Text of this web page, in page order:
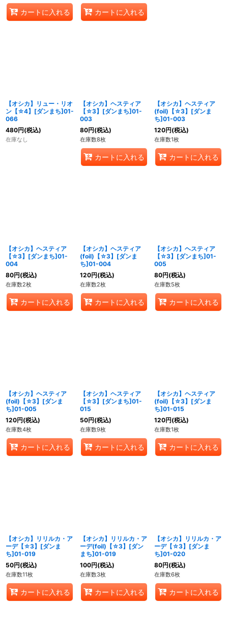
カートに入れる カートに入れる
【オシカ】リュー・リオ
ン【☆4】[ダンまち]01-
066
480円(税込)
在庫なし
【オシカ】ヘスティア
【☆3】[ダンまち]01-
003
80円(税込)
在庫数8枚
カートに入れる
【オシカ】ヘスティア
(foil)【☆3】[ダンま
ち]01-003
120円(税込)
在庫数1枚
カートに入れる
【オシカ】ヘスティア
【☆3】[ダンまち]01-
004
80円(税込)
在庫数2枚
カートに入れる
【オシカ】ヘスティア
(foil)【☆3】[ダンま
ち]01-004
120円(税込)
在庫数2枚
カートに入れる
【オシカ】ヘスティア
【☆3】[ダンまち]01-
005
80円(税込)
在庫数5枚
カートに入れる
【オシカ】ヘスティア
(foil)【☆3】[ダンま
ち]01-005
120円(税込)
在庫数4枚
カートに入れる
【オシカ】ヘスティア
【☆3】[ダンまち]01-
015
50円(税込)
在庫数9枚
カートに入れる
【オシカ】ヘスティア
(foil)【☆3】[ダンま
ち]01-015
120円(税込)
在庫数1枚
カートに入れる
【オシカ】リリルカ・ア
ーデ【☆3】[ダンま
ち]01-019
50円(税込)
在庫数11枚
カートに入れる
【オシカ】リリルカ・ア
ーデ(foil)【☆3】[ダン
まち]01-019
100円(税込)
在庫数3枚
カートに入れる
【オシカ】リリルカ・ア
ーデ【☆3】[ダンま
ち]01-020
80円(税込)
在庫数6枚
カートに入れる